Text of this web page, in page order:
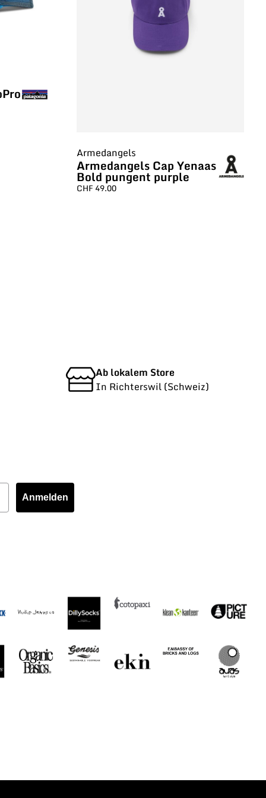
Armedangels
Armedangels Cap Yenaas
Bold pungent purple
CHF 49.00
Ab lokalem Store
In Richterswil (Schweiz)
Anmelden